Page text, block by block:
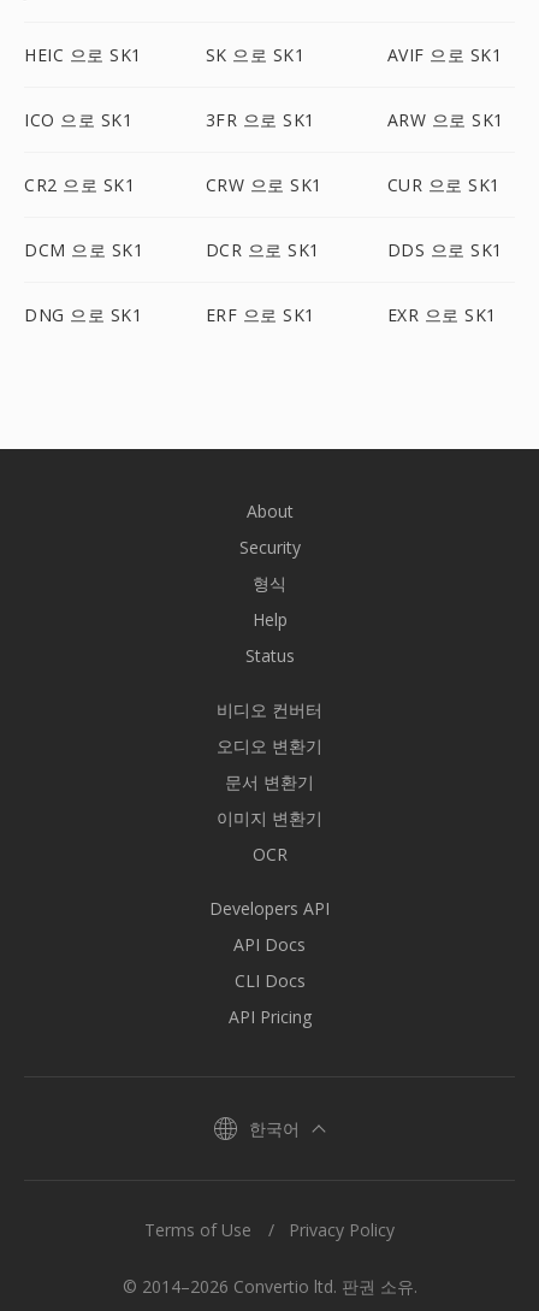
HEIC 으로 SK1 SK 으로 SK1 AVIF 으로 SK1
ICO 으로 SK1 3FR 으로 SK1 ARW 으로 SK1
CR2 으로 SK1 CRW 으로 SK1 CUR 으로 SK1
DCM 으로 SK1 DCR 으로 SK1 DDS 으로 SK1
DNG 으로 SK1 ERF 으로 SK1 EXR 으로 SK1
About
Security
형식
Help
Status
비디오 컨버터
오디오 변환기
문서 변환기
이미지 변환기
OCR
Developers API
API Docs
CLI Docs
API Pricing
한국어
© 2014–2026 Convertio ltd. 판권 소유.
Terms of Use Privacy Policy